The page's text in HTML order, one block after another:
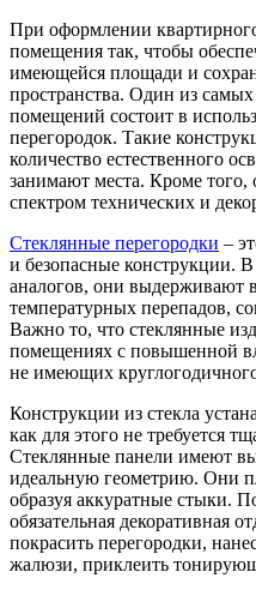
При оформлении
помещения так, чтобы
имеющейся площади и
пространства. Один из
помещений состоит в
перегородок. Такие
количество естественного
занимают места. Кроме
спектром технических и
Стеклянные перегородки –
и безопасные конструкции.
аналогов, они выдерживают
температурных перепадов,
Важно то, что стеклянные
помещениях с повышенной
не имеющих
Конструкции из стекла
как для этого не требуется
Стеклянные панели имеют
идеальную геометрию. Они
образуя аккуратные стыки.
обязательная декоративная
покрасить перегородки,
жалюзи, приклеить